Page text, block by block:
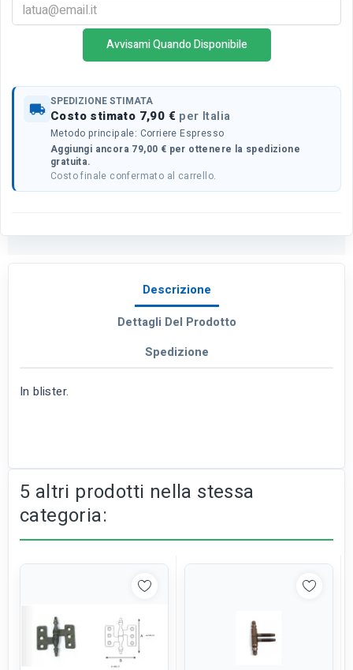
Avvisami Quando Disponibile
local_shipping SPEDIZIONE STIMATA
Costo stimato 7,90 € per Italia
Metodo principale: Corriere Espresso
Aggiungi ancora 79,00 € per ottenere la spedizione
gratuita.
Costo finale confermato al carrello.
Descrizione
Dettagli Del Prodotto
Spedizione
In blister.
5 altri prodotti nella stessa
categoria: